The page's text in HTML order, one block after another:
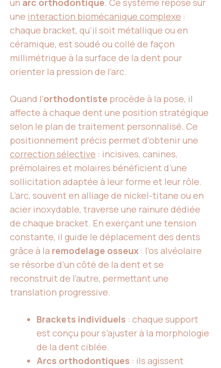
un arc orthodontique. Ce système repose sur
une interaction biomécanique complexe :
chaque bracket, qu’il soit métallique ou en
céramique, est soudé ou collé de façon
millimétrique à la surface de la dent pour
orienter la pression de l’arc.
Quand l’orthodontiste procède à la pose, il
affecte à chaque dent une position stratégique
selon le plan de traitement personnalisé. Ce
positionnement précis permet d’obtenir une
correction sélective : incisives, canines,
prémolaires et molaires bénéficient d’une
sollicitation adaptée à leur forme et leur rôle.
L’arc, souvent en alliage de nickel-titane ou en
acier inoxydable, traverse une rainure dédiée
de chaque bracket. En exerçant une tension
constante, il guide le déplacement des dents
grâce à la remodelage osseux : l’os alvéolaire
se résorbe d’un côté de la dent et se
reconstruit de l’autre, permettant une
translation progressive.
Brackets individuels : chaque support
est conçu pour s’ajuster à la morphologie
de la dent ciblée.
Arcs orthodontiques : ils agissent